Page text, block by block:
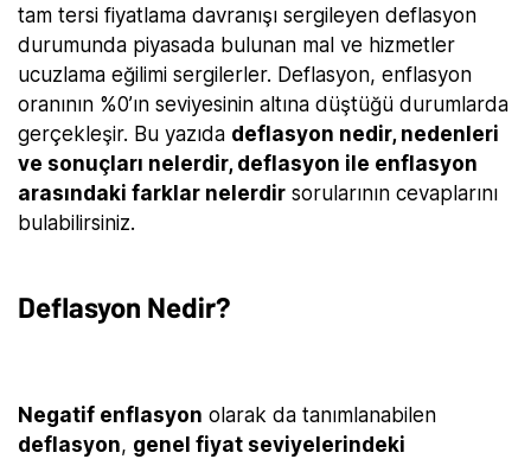
tam tersi fiyatlama davranışı sergileyen deflasyon
durumunda piyasada bulunan mal ve hizmetler
ucuzlama eğilimi sergilerler. Deflasyon, enflasyon
oranının %0’ın seviyesinin altına düştüğü durumlarda
gerçekleşir. Bu yazıda deflasyon nedir, nedenleri
ve sonuçları nelerdir, deflasyon ile enflasyon
arasındaki farklar nelerdir sorularının cevaplarını
bulabilirsiniz.
Deflasyon Nedir?
Negatif enflasyon olarak da tanımlanabilen
deflasyon, genel fiyat seviyelerindeki